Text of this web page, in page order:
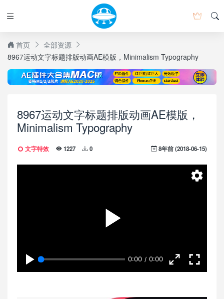
首页
全部资源
8967运动文字标题排版动画AE模版，Minimalism Typography
8967运动文字标题排版动画AE模版，
Minimalism Typography
文字特效 1227 0 8年前 (2018-06-15)
0:00 0:00